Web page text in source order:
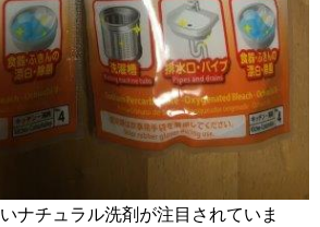
ナチュラル洗剤が注目されていま